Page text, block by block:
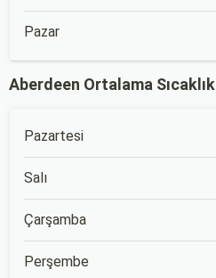
Pazar
Aberdeen Ortalama Sıcaklık
Pazartesi
Salı
Çarşamba
Perşembe